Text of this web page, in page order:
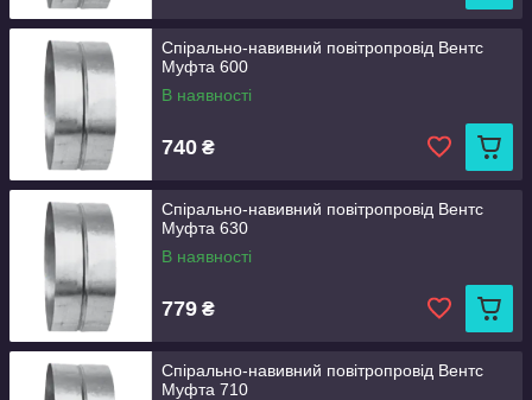
Спірально-навивний повітропровід Вентс
Муфта 600
В наявності
740 ₴
Спірально-навивний повітропровід Вентс
Муфта 630
В наявності
779 ₴
Спірально-навивний повітропровід Вентс
Муфта 710